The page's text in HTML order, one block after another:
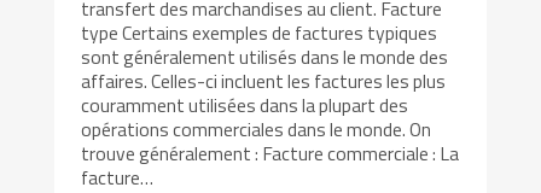
transfert des marchandises au client. Facture
type Certains exemples de factures typiques
sont généralement utilisés dans le monde des
affaires. Celles-ci incluent les factures les plus
couramment utilisées dans la plupart des
opérations commerciales dans le monde. On
trouve généralement : Facture commerciale : La
facture…